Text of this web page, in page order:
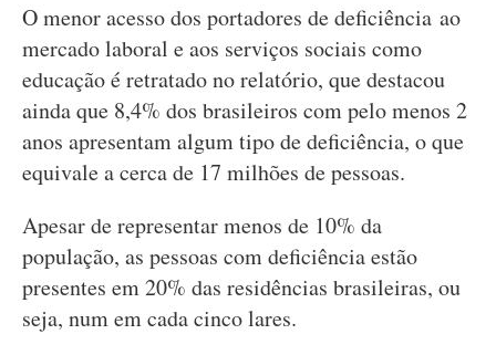
O menor acesso dos portadores de deficiência ao
mercado laboral e aos serviços sociais como
educação é retratado no relatório, que destacou
ainda que 8,4% dos brasileiros com pelo menos 2
anos apresentam algum tipo de deficiência, o que
equivale a cerca de 17 milhões de pessoas.
Apesar de representar menos de 10% da
população, as pessoas com deficiência estão
presentes em 20% das residências brasileiras, ou
seja, num em cada cinco lares.